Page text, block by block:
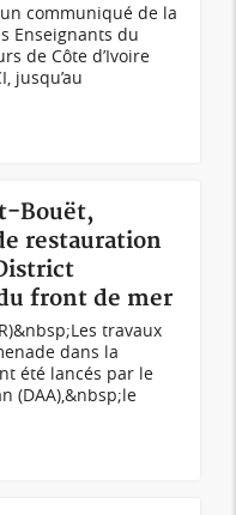
un communiqué de la
Enseignants du
de Côte d’Ivoire
jusqu’au
Bouët,
restauration
front de mer
travaux
dans la
été lancés par le
(DAA),&nbsp;le